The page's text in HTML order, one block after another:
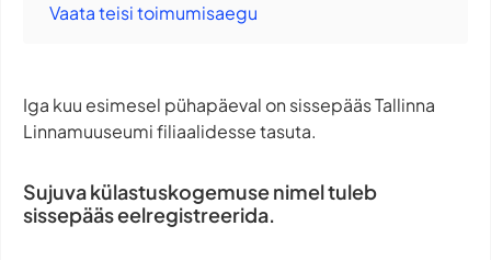
Vaata teisi toimumisaegu
Iga kuu esimesel pühapäeval on sissepääs Tallinna
Linnamuuseumi filiaalidesse tasuta.
Sujuva külastuskogemuse nimel tuleb
sissepääs eelregistreerida.